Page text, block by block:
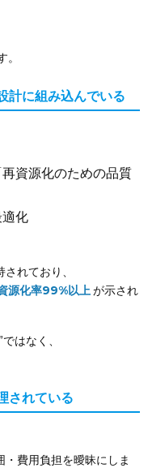
計に組み込んでいる
資源化のための品質
化
れており、
源化率99%以上が示され
はなく、
されている
費用負担を曖昧にしま